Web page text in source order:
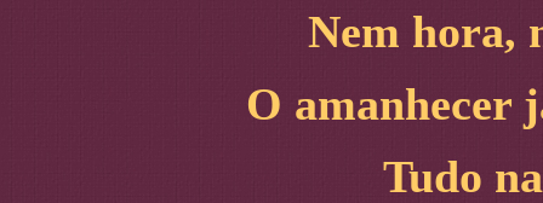
Nem hora,
O amanhecer
Tudo